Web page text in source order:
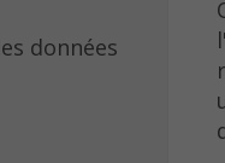
données